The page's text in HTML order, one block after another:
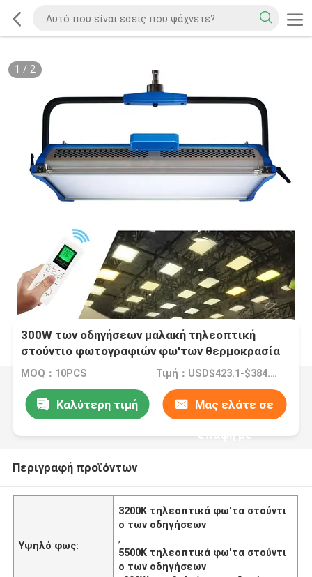
1 / 2
300W των οδηγήσεων μαλακή τηλεοπτική
στούντιο φωτογραφιών φω'των θερμοκρασία
10 φωτογραφικά αποτελέσματα 3200K 5500K
χρώματος επιτροπής διπλή φωτισμού
MOQ：10PCS Τιμή：USD$423.1-$384.7/pcs
Καλύτερη τιμή Μας ελάτε σε
επαφή με
Περιγραφή προϊόντων
Υψηλό φως:
3200K τηλεοπτικά φω'τα στούντι
ο των οδηγήσεων
,
5500K τηλεοπτικά φω'τα στούντι
ο των οδηγήσεων